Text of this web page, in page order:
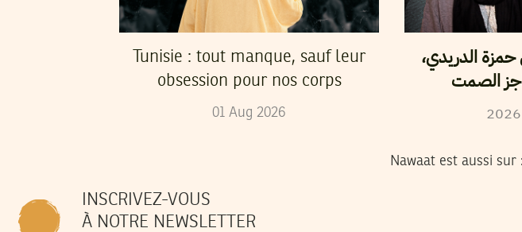
Tunisie : tout manque, sauf leur
obsession pour nos corps
01 Aug 2026
الدريدي،
الصمت
2026
Nawaat est aussi sur :
INSCRIVEZ-VOUS
À NOTRE NEWSLETTER